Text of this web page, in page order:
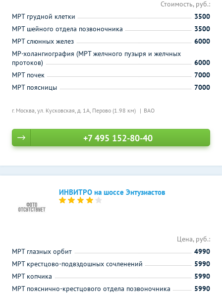
г. Москва, ул. Кусковская, д. 1А, Перово (1.98 км) ВАО
Стоимость, руб.:
МРТ грудной клетки
3500
МРТ шейного отдела позвоночника
3500
МРТ слюнных желез
6000
МР-холангиография (МРТ желчного пузыря и желчных
протоков)
6000
МРТ почек
7000
МРТ поясницы
7000
+7 495 152-80-40
ИНВИТРО на шоссе Энтузиастов
Цена, руб.:
МРТ глазных орбит
4990
МРТ крестцово-подвздошных сочленений
5990
МРТ копчика
5990
МРТ пояснично-крестцового отдела позвоночника
5990